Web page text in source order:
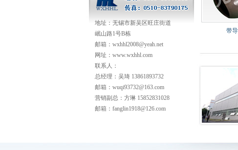
地址：无锡市新吴区旺庄街道
岷山路1号B栋
邮箱：wxhhl2008@yeah.net
网址：www.wxhhl.com
联系人：
总经理：吴琦 13861893732
邮箱：wuqi93732@163.com
营销副总：方琳 15852831028
邮箱：fanglin1918@126.com
带